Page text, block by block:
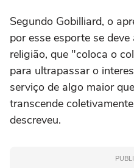
Segundo Gobilliard, o
por esse esporte se
religião, que "coloca o
para ultrapassar o
serviço de algo maior
transcende
descreveu.